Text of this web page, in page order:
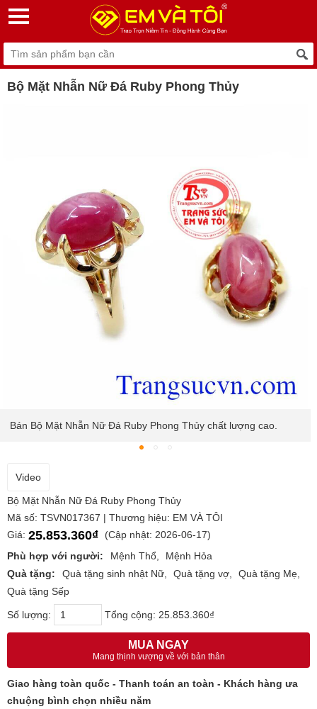
Bộ Mặt Nhẫn Nữ Đá Ruby Phong Thủy
Bán Bộ Mặt Nhẫn Nữ Đá Ruby Phong Thủy chất lượng cao.
Video
Bộ Mặt Nhẫn Nữ Đá Ruby Phong Thủy
Mã số: TSVN017367 | Thương hiệu: EM VÀ TÔI
Giá: 25.853.360₫
(Cập nhật: 2026-06-17)
Phù hợp với người:
Mệnh Thổ
Mệnh Hỏa
Quà tặng:
Quà tặng sinh nhật Nữ Quà tặng vợ
Quà tặng Mẹ
Quà tặng Sếp
Số lượng: Tổng cộng: 25.853.360₫
MUA NGAY
Mang thịnh vượng về với bản thân
Giao hàng toàn quốc - Thanh toán an toàn - Khách hàng ưa
chuộng bình chọn nhiều năm